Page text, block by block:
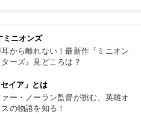
ミニオンズ
から離れない！最新作『ミニオン
ーズ』見どころは？
セイア」とは
ー・ノーラン監督が挑む、英雄オ
の物語を知る！